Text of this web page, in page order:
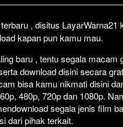
Lewati
Click To
, disitus LayarWarna21
kapan pun kamu mau.
baru , tentu segala macam
download disini secara
bisa kamu nikmati disini
480p, 720p dan 1080p.
segala jenis film
dari pihak terkait.